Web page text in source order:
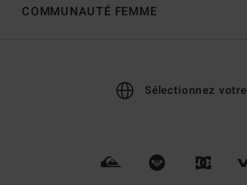
COMMUNAUTÉ FEMME
Sélectionnez